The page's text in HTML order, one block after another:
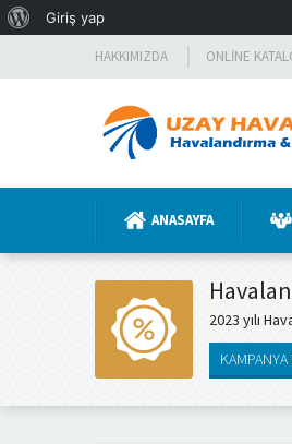
HAKKIMIZDA ONLINE
ANASAYFA
2023 yılı
KAMPANYA
WordPress
Giriş yap